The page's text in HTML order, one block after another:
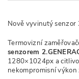
Nově vyvinutý senzor
Termovizní
senzorem
1280×1024px a
nekompromisní výkon